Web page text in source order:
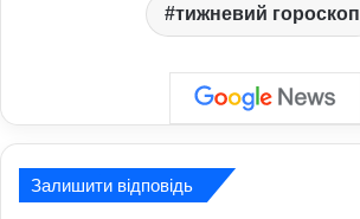
тижневий гороскоп
Залишити відповідь